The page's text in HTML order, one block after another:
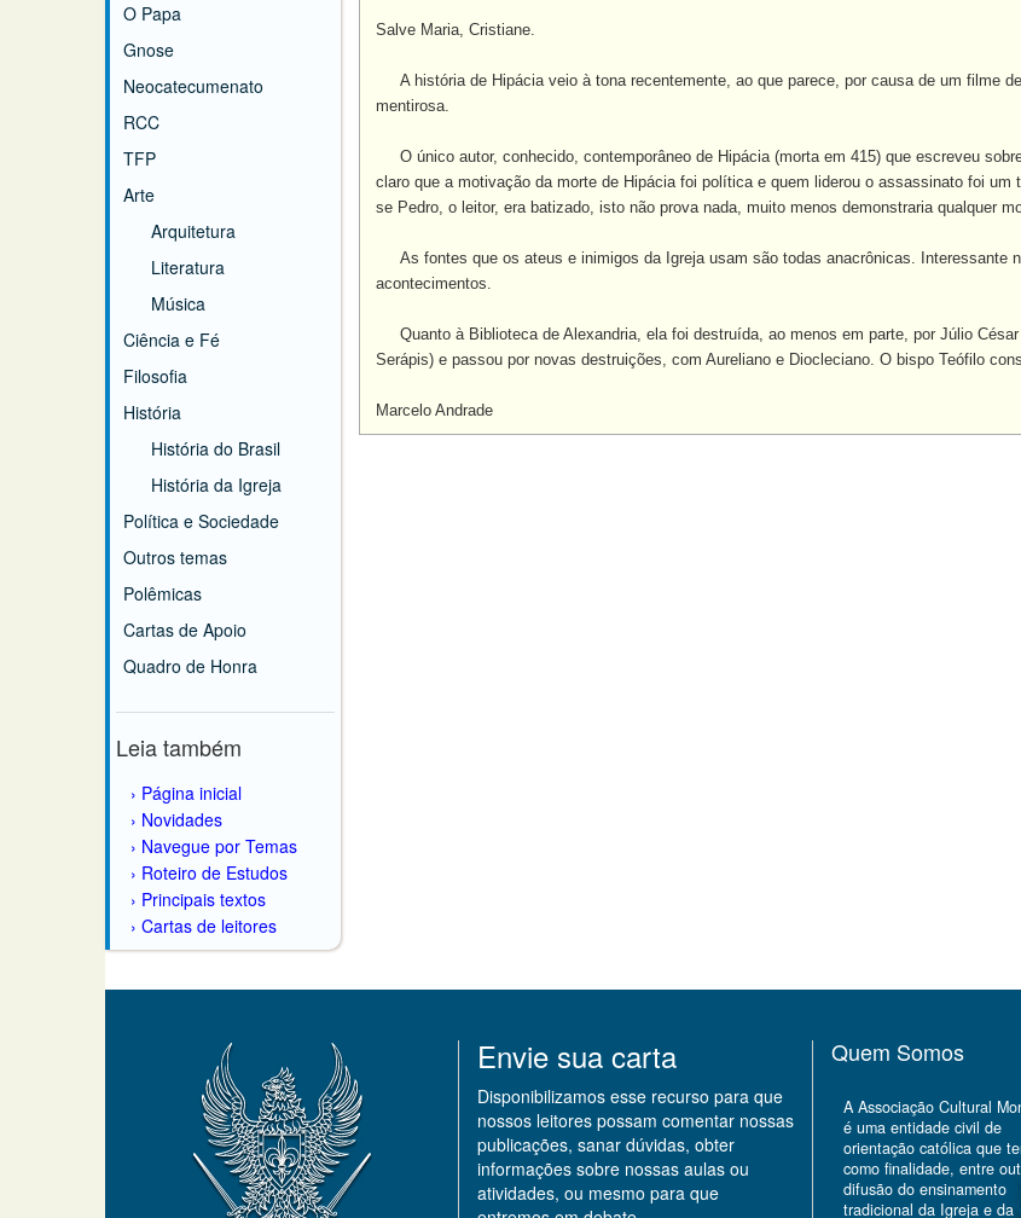
O Papa
Gnose
Neocatecumenato
RCC
TFP
Arte
Arquitetura
Literatura
Música
Ciência e Fé
Filosofia
História
História do Brasil
História da Igreja
Política e Sociedade
Outros temas
Polêmicas
Cartas de Apoio
Quadro de Honra
Leia também
Página inicial
Novidades
Navegue por Temas
Roteiro de Estudos
Principais textos
Cartas de leitores
Salve Maria, Cristiane.
A história de Hipácia veio à tona recentemente, ao que parece, por causa de um filme
mentirosa.
O único autor, conhecido, contemporâneo de Hipácia (morta em 415) que escreveu
claro que a motivação da morte de Hipácia foi política e quem liderou o assassinato foi
se Pedro, o leitor, era batizado, isto não prova nada, muito menos demonstraria qualquer
As fontes que os ateus e inimigos da Igreja usam são todas anacrônicas. Interessante
acontecimentos.
Quanto à Biblioteca de Alexandria, ela foi destruída, ao menos em parte, por Júlio
Serápis) e passou por novas destruições, com Aureliano e Diocleciano. O bispo Teófilo
Marcelo Andrade
Envie sua carta
Disponibilizamos esse recurso para que
nossos leitores possam comentar nossas
publicações, sanar dúvidas, obter
informações sobre nossas aulas ou
atividades, ou mesmo para que
Quem Somos
A Associação Cultural
é uma entidade civil de
orientação católica que
como finalidade, entre
difusão do ensinamento
tradicional da Igreja e da